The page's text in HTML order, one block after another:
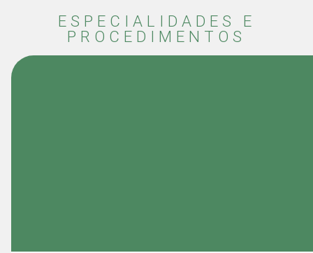
ESPECIALIDADES E
PROCEDIMENTOS